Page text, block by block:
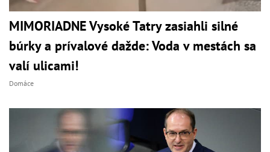
MIMORIADNE Vysoké Tatry zasiahli silné
búrky a prívalové dažde: Voda v mestách sa
valí ulicami!
Domáce